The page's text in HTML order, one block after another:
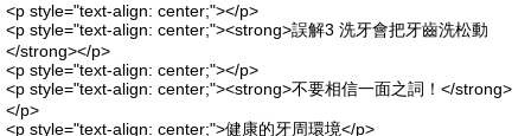
<p style="text-align: center;"></p>
<p style="text-align: center;"><strong>誤解3 洗牙會把牙齒洗松動
</strong></p>
<p style="text-align: center;"></p>
<p style="text-align: center;"><strong>不要相信一面之詞！</strong>
</p>
<p style="text-align: center;">健康的牙周環境</p>